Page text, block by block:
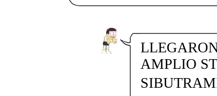
AMPLIO